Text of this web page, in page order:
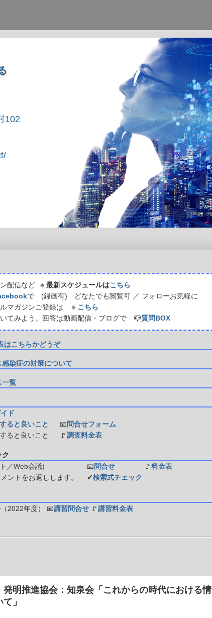
102
配信など 🔹 最新スケジュールはこちら
で (録画有) どなたでも閲覧可 ／ フォローお気軽に
マガジンご登録は 🔹 こちら
てみよう。回答は動画配信・ブログで 📪質問BOX
はこちらかどうぞ
染症の対策について
一覧
ド
ると良いこと 📧 問合せフォーム
ると良いこと
🚩 調査料金表
／Web会議)
📧 問合せ 🚩 料金表
ントをお返しします。
✔検索式チェック
（2022年度） 📧講習問合せ 🚩 講習料金表
発明推進協会：知泉会「これからの時代における情
」